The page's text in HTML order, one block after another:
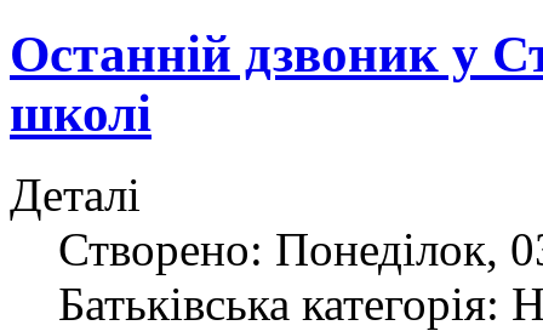
Останній дзвоник у
школі
Деталі
Створено: Понеділок,
Батьківська категорія: